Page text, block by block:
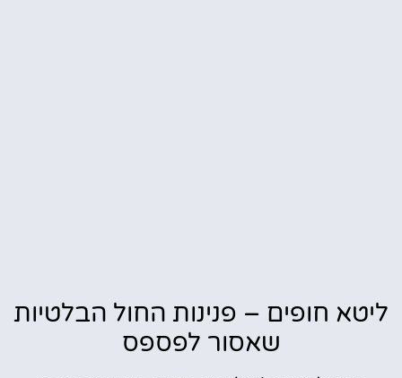
ליטא חופים – פנינות החול הבלטיות
שאסור לפספס